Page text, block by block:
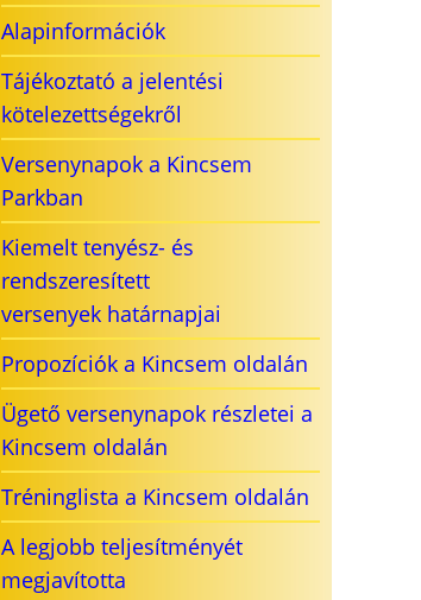
Alapinformációk
Tájékoztató a jelentési
kötelezettségekről
Versenynapok a Kincsem
Parkban
Kiemelt tenyész- és
rendszeresített
versenyek határnapjai
Propozíciók a Kincsem oldalán
Ügető versenynapok részletei a
Kincsem oldalán
Tréninglista a Kincsem oldalán
A legjobb teljesítményét
megjavította